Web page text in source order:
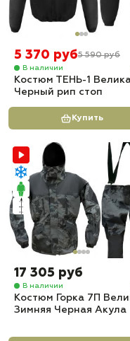
5 370 руб5 590 руб
В наличии
Костюм ТЕНЬ-1
Черный рип стоп
Купить
17 305 руб
В наличии
Костюм Горка 7П
Зимняя Черная Акула